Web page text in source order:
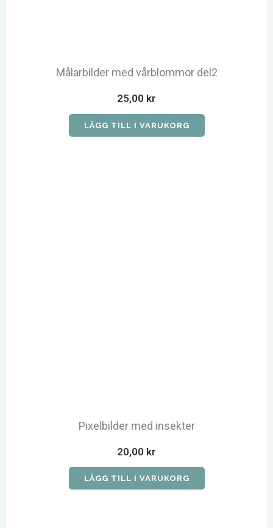
Målarbilder med vårblommor del2
25,00 kr
LÄGG TILL I VARUKORG
Pixelbilder med insekter
20,00 kr
LÄGG TILL I VARUKORG